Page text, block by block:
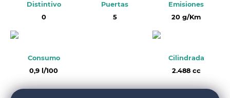
Distintivo
0
Puertas
5
Emisiones
20 g/Km
Consumo
0,9 l/100
Cilindrada
2.488 cc